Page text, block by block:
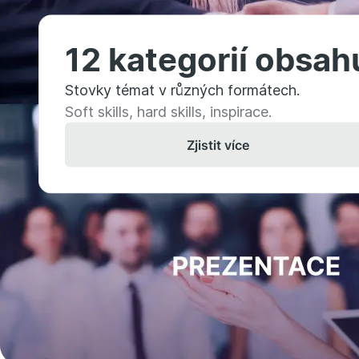
12 kategorií
Stovky témat v různých formátech.
Soft skills, hard skills, inspirace.
Zjistit více